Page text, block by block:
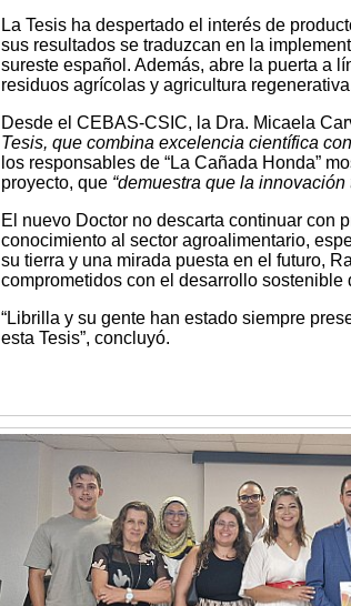
La Tesis ha despertado el interés de
sus resultados se traduzcan en la
sureste español. Además, abre la puerta a
residuos agrícolas y agricultura
Desde el CEBAS-CSIC, la Dra. Micaela
Tesis, que combina excelencia científica
los responsables de “La Cañada Honda”
proyecto, que “demuestra que la
El nuevo Doctor no descarta continuar con
conocimiento al sector agroalimentario,
su tierra y una mirada puesta en el futuro,
comprometidos con el desarrollo sostenible
“Librilla y su gente han estado siempre
esta Tesis”, concluyó.